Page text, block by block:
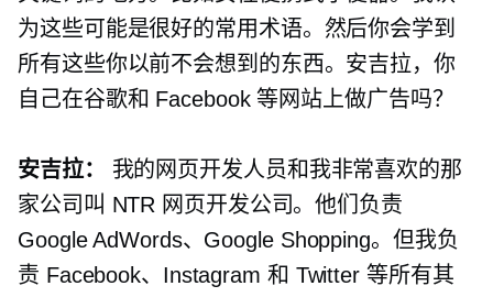
为这些可能是很好的常用术语。然后你会学到
所有这些你以前不会想到的东西。安吉拉，你
自己在谷歌和 Facebook 等网站上做广告吗？
安吉拉：
我的网页开发人员和我非常喜欢的那
家公司叫 NTR 网页开发公司。他们负责
Google AdWords、Google Shopping。但我负
责 Facebook、Instagram 和 Twitter 等所有其